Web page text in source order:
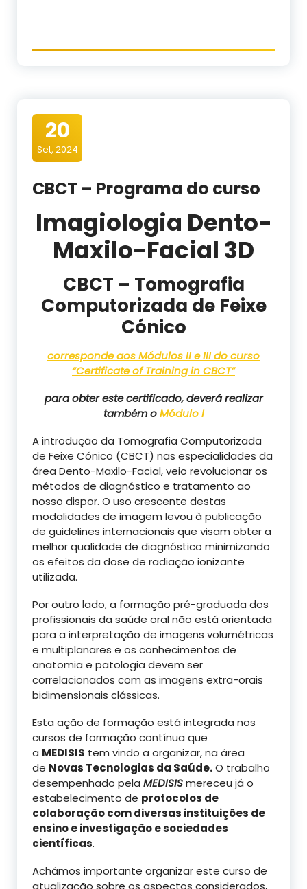
20
Set, 2024
CBCT – Programa do curso
Imagiologia Dento-
Maxilo-Facial 3D
CBCT – Tomografia
Computorizada de Feixe
Cónico
corresponde aos Módulos II e III do curso
“Certificate of Training in CBCT”
para obter este certificado, deverá realizar
também oMódulo I
A introdução da Tomografia Computorizada
de Feixe Cónico (CBCT) nas especialidades da
área Dento-Maxilo-Facial, veio revolucionar os
métodos de diagnóstico e tratamento ao
nosso dispor. O uso crescente destas
modalidades de imagem levou à publicação
de guidelines internacionais que visam obter a
melhor qualidade de diagnóstico minimizando
os efeitos da dose de radiação ionizante
utilizada.
Por outro lado, a formação pré-graduada dos
profissionais da saúde oral não está orientada
para a interpretação de imagens volumétricas
e multiplanares e os conhecimentos de
anatomia e patologia devem ser
correlacionados com as imagens extra-orais
bidimensionais clássicas.
Esta ação de formação está integrada nos
cursos de formação contínua que
a MEDISIS tem vindo a organizar, na área
de Novas Tecnologias da Saúde.O trabalho
desempenhado pela MEDISISmereceu já o
estabelecimento de protocolos de
colaboração com diversas instituições de
ensino e investigação e sociedades
científicas.
Achámos importante organizar este curso de
atualização sobre os aspectos considerados,